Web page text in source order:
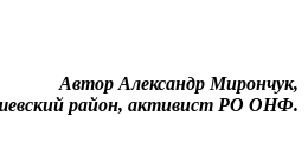
Автор Александр Мирончук,
район, активист РО ОНФ.